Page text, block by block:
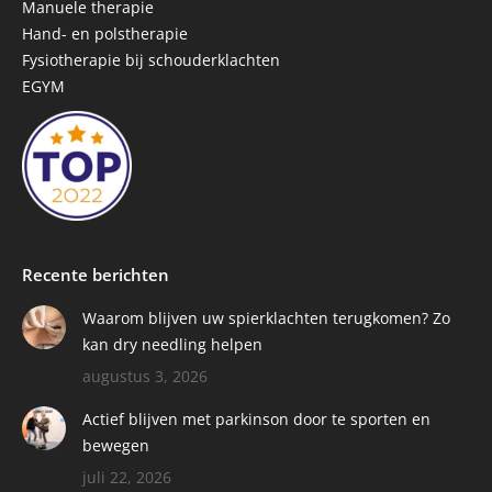
windowwindowwindow
Manuele therapie
Hand- en polstherapie
Fysiotherapie bij schouderklachten
EGYM
Recente berichten
Waarom blijven uw spierklachten terugkomen? Zo
kan dry needling helpen
augustus 3, 2026
Actief blijven met parkinson door te sporten en
bewegen
juli 22, 2026